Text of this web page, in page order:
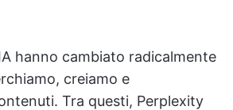
hanno cambiato radicalmente
creiamo e
Tra questi, Perplexity